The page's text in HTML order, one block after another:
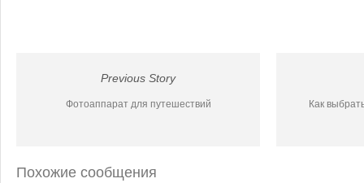
Previous Story
Фотоаппарат для путешествий Как
Похожие сообщения